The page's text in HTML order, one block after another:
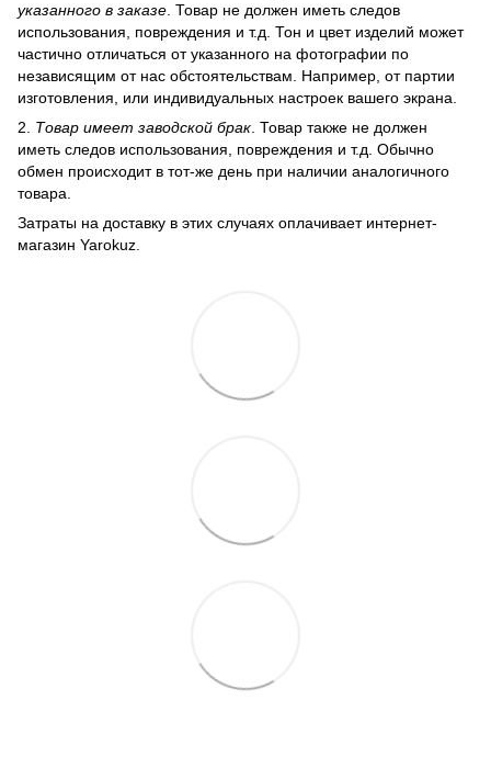
указанного в заказе. Товар не должен иметь следов
использования, повреждения и т.д. Тон и цвет изделий может
частично отличаться от указанного на фотографии по
независящим от нас обстоятельствам. Например, от партии
изготовления, или индивидуальных настроек вашего экрана.
2. Товар имеет заводской брак. Товар также не должен
иметь следов использования, повреждения и т.д. Обычно
обмен происходит в тот-же день при наличии аналогичного
товара.
Затраты на доставку в этих случаях оплачивает интернет-
магазин Yarokuz.